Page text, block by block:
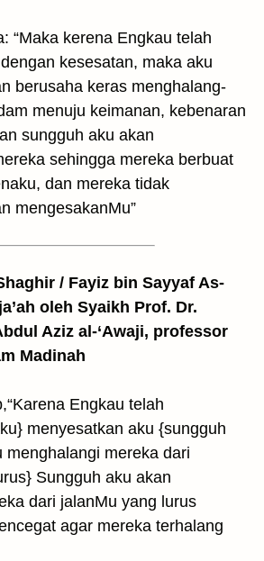
“Maka kerena Engkau telah
kesesatan, maka aku
berusaha keras menghalang-
menuju keimanan, kebenaran
sungguh aku akan
sehingga mereka berbuat
dan mereka tidak
mengesakanMu”
/ Fayiz bin Sayyaf As-
oleh Syaikh Prof. Dr.
Aziz al-‘Awaji, professor
Madinah
Engkau telah
menyesatkan aku {sungguh
menghalangi mereka dari
Sungguh aku akan
dari jalanMu yang lurus
agar mereka terhalang